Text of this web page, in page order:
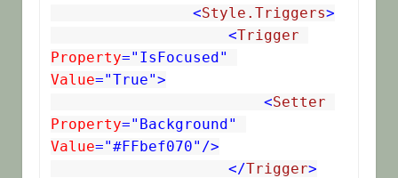
<Style.Triggers>
<Trigger
Property="IsFocused"
Value="True">
<Setter
Property="Background"
Value="#FFbef070"/>
</Trigger>